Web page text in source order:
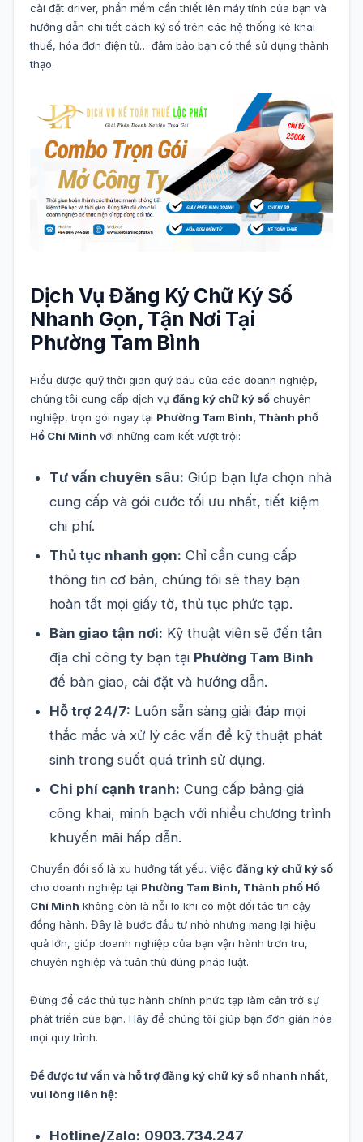
cài đặt driver, phần mềm cần thiết lên máy tính của bạn và
hướng dẫn chi tiết cách ký số trên các hệ thống kê khai
thuế, hóa đơn điện tử… đảm bảo bạn có thể sử dụng thành
thạo.
Dịch Vụ Đăng Ký Chữ Ký Số
Nhanh Gọn, Tận Nơi Tại
Phường Tam Bình
Hiểu được quỹ thời gian quý báu của các doanh nghiệp,
chúng tôi cung cấp dịch vụ đăng ký chữ ký số chuyên
nghiệp, trọn gói ngay tại Phường Tam Bình, Thành phố
Hồ Chí Minh với những cam kết vượt trội:
Tư vấn chuyên sâu: Giúp bạn lựa chọn nhà
cung cấp và gói cước tối ưu nhất, tiết kiệm
chi phí.
Thủ tục nhanh gọn: Chỉ cần cung cấp
thông tin cơ bản, chúng tôi sẽ thay bạn
hoàn tất mọi giấy tờ, thủ tục phức tạp.
Bàn giao tận nơi: Kỹ thuật viên sẽ đến tận
địa chỉ công ty bạn tại Phường Tam Bình
để bàn giao, cài đặt và hướng dẫn.
Hỗ trợ 24/7: Luôn sẵn sàng giải đáp mọi
thắc mắc và xử lý các vấn đề kỹ thuật phát
sinh trong suốt quá trình sử dụng.
Chi phí cạnh tranh: Cung cấp bảng giá
công khai, minh bạch với nhiều chương trình
khuyến mãi hấp dẫn.
Chuyển đổi số là xu hướng tất yếu. Việc đăng ký chữ ký số
cho doanh nghiệp tại Phường Tam Bình, Thành phố Hồ
Chí Minh không còn là nỗi lo khi có một đối tác tin cậy
đồng hành. Đây là bước đầu tư nhỏ nhưng mang lại hiệu
quả lớn, giúp doanh nghiệp của bạn vận hành trơn tru,
chuyên nghiệp và tuân thủ đúng pháp luật.
Đừng để các thủ tục hành chính phức tạp làm cản trở sự
phát triển của bạn. Hãy để chúng tôi giúp bạn đơn giản hóa
mọi quy trình.
Để được tư vấn và hỗ trợ đăng ký chữ ký số nhanh nhất,
vui lòng liên hệ:
Hotline/Zalo: 0903.734.247